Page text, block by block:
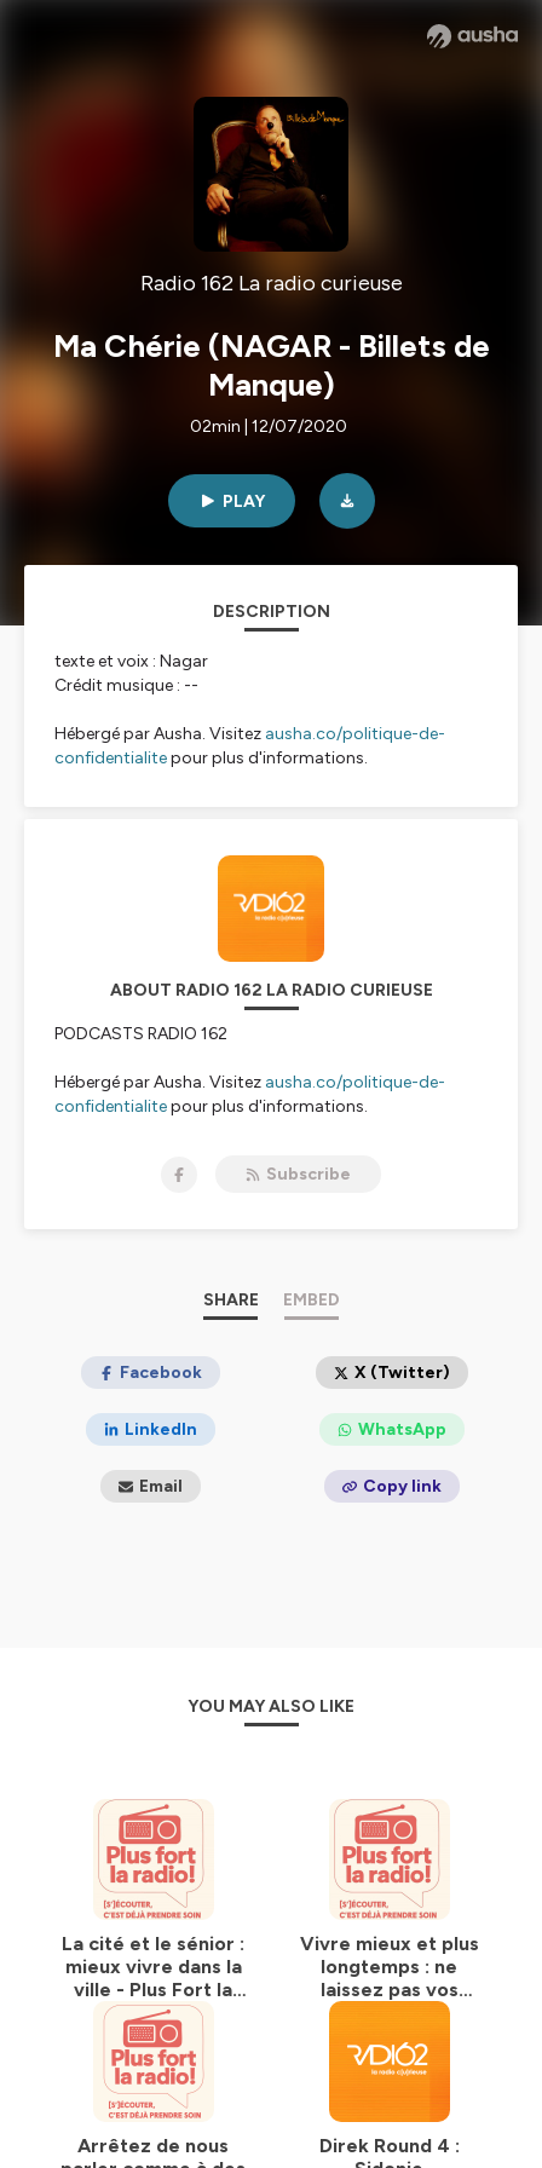
Radio 162 La radio curieuse
Ma Chérie (NAGAR - Billets de
Manque)
02min | 12/07/2020
PLAY
DESCRIPTION
texte et voix : Nagar
Crédit musique : --
Hébergé par Ausha. Visitez ausha.co/politique-de-
confidentialitepour plus d'informations.
ABOUT RADIO 162 LA RADIO CURIEUSE
PODCASTS RADIO 162
Hébergé par Ausha. Visitez ausha.co/politique-de-
confidentialitepour plus d'informations.
Subscribe
SHARE EMBED
Facebook X (Twitter)
LinkedIn WhatsApp
Email Copy link
YOU MAY ALSO LIKE
La cité et le sénior :
mieux vivre dans la
ville - Plus Fort la
Radio - emission 10
Vivre mieux et plus
longtemps : ne
laissez pas vos
neurones au
la Radio - emission
9
Arrêtez de nous
Direk Round 4 :